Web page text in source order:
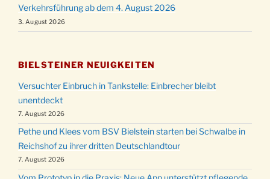
Verkehrsführung ab dem 4. August 2026
3. August 2026
BIELSTEINER NEUIGKEITEN
Versuchter Einbruch in Tankstelle: Einbrecher bleibt
unentdeckt
7. August 2026
Pethe und Klees vom BSV Bielstein starten bei Schwalbe in
Reichshof zu ihrer dritten Deutschlandtour
7. August 2026